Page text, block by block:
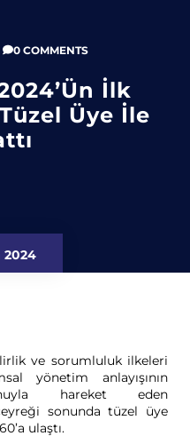
0 COMMENTS
İlk
Üye İle
2024
ve sorumluluk ilkeleri
yönetim anlayışının
hareket eden
sonunda tüzel üye
ulaştı.